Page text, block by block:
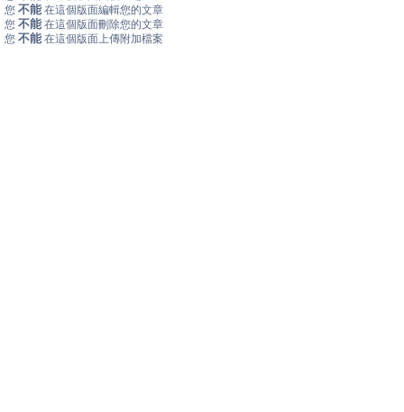
您 不能 在這個版面編輯您的文章
您 不能 在這個版面刪除您的文章
您 不能 在這個版面上傳附加檔案